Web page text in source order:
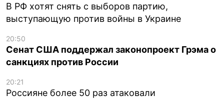
В РФ хотят снять с выборов партию,
выступающую против войны в Украине
20:50
Сенат США поддержал законопроект Грэма о
санкциях против России
20:21
Россияне более 50 раз атаковали